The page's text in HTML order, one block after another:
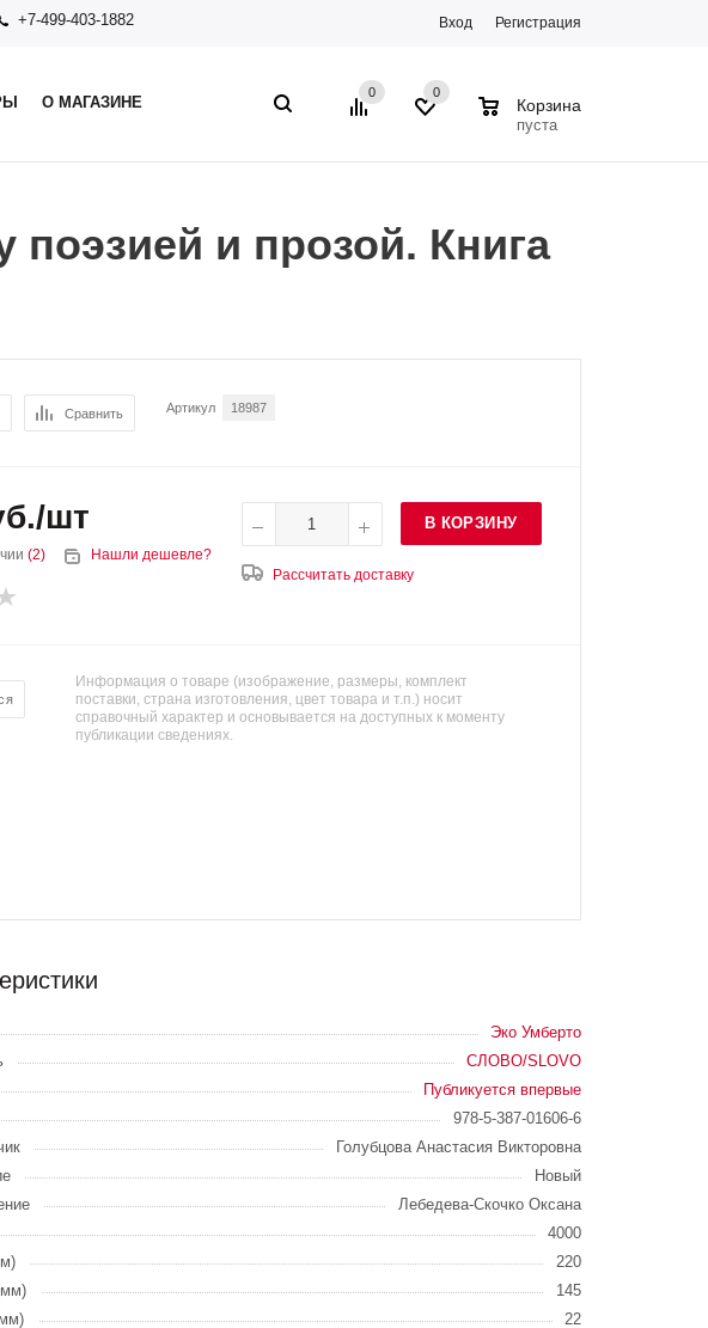
+7-499-403-1882 Вход Регистрация
О МАГАЗИНЕ
0 0
Корзина
пуста
и прозой. Книга
Сравнить Артикул 18987
/шт
(2) Нашли дешевле?
В КОРЗИНУ
Рассчитать доставку
Информация о товаре (изображение, размеры, комплект
поставки, страна изготовления, цвет товара и т.п.) носит
справочный характер и основывается на доступных к моменту
публикации сведениях.
Эко Умберто
СЛОВО/SLOVO
Публикуется впервые
978-5-387-01606-6
Голубцова Анастасия Викторовна
Новый
Лебедева-Скочко Оксана
4000
220
145
22